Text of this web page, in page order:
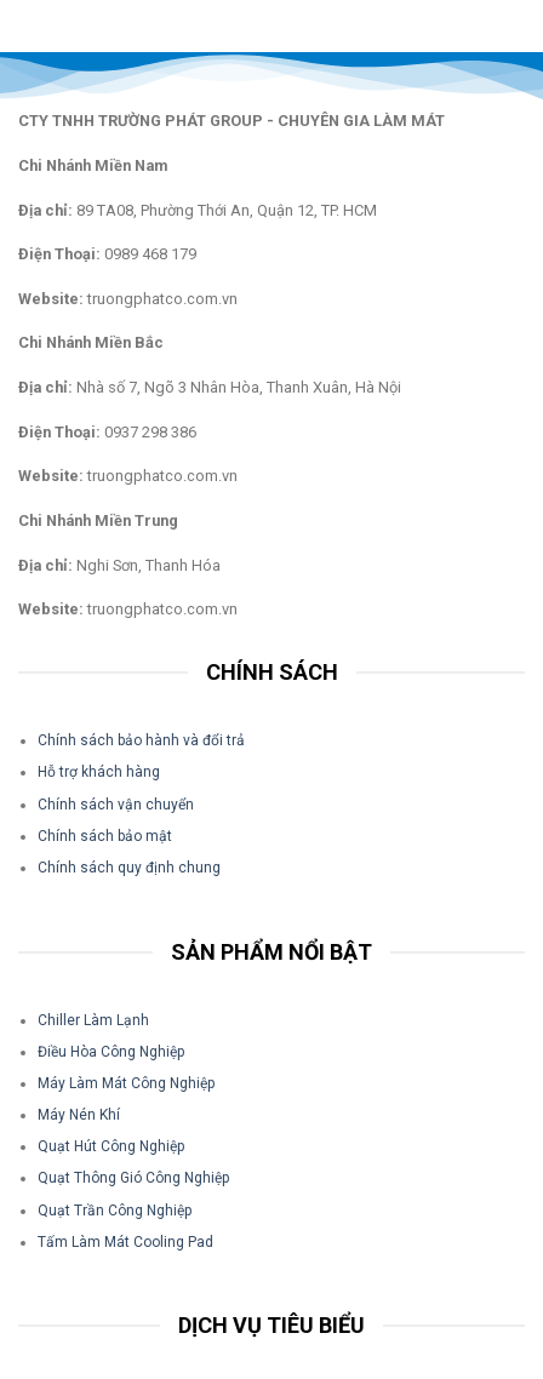
CTY TNHH TRƯỜNG PHÁT GROUP - CHUYÊN GIA LÀM MÁT
Chi Nhánh Miền Nam
Địa chỉ: 89 TA08, Phường Thới An, Quận 12, TP. HCM
Điện Thoại: 0989 468 179
Website: truongphatco.com.vn
Chi Nhánh Miền Bắc
Địa chỉ: Nhà số 7, Ngõ 3 Nhân Hòa, Thanh Xuân, Hà Nội
Điện Thoại: 0937 298 386
Website: truongphatco.com.vn
Chi Nhánh Miền Trung
Địa chỉ: Nghi Sơn, Thanh Hóa
Website: truongphatco.com.vn
CHÍNH SÁCH
Chính sách bảo hành và đổi trả
Hỗ trợ khách hàng
Chính sách vận chuyển
Chính sách bảo mật
Chính sách quy định chung
SẢN PHẨM NỔI BẬT
Chiller Làm Lạnh
Điều Hòa Công Nghiệp
Máy Làm Mát Công Nghiệp
Máy Nén Khí
Quạt Hút Công Nghiệp
Quạt Thông Gió Công Nghiệp
Quạt Trần Công Nghiệp
Tấm Làm Mát Cooling Pad
DỊCH VỤ TIÊU BIỂU